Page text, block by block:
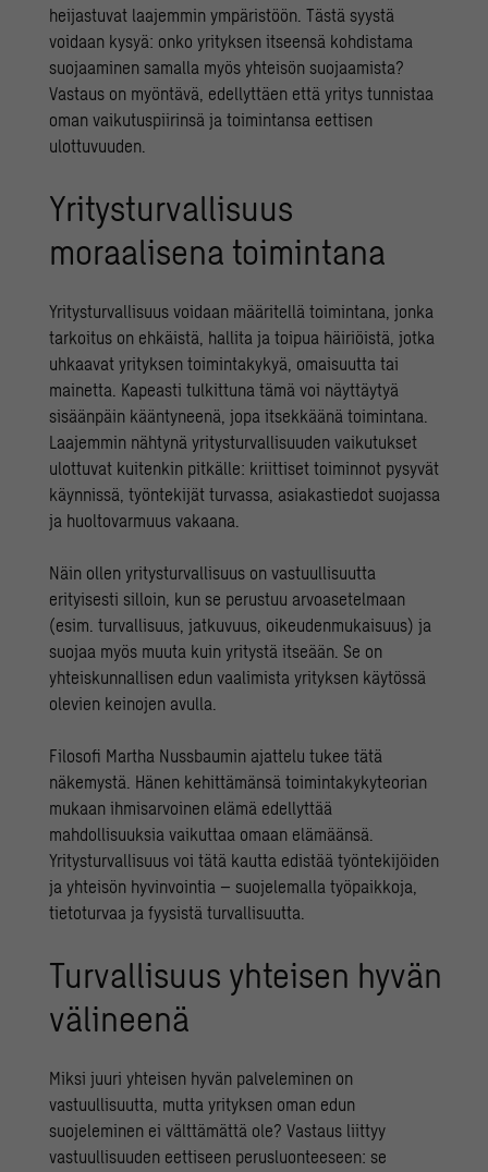
heijastuvat laajemmin ympäristöön. Tästä syystä
voidaan kysyä: onko yrityksen itseensä kohdistama
suojaaminen samalla myös yhteisön suojaamista?
Vastaus on myöntävä, edellyttäen että yritys tunnistaa
oman vaikutuspiirinsä ja toimintansa eettisen
ulottuvuuden.
Yritysturvallisuus
moraalisena toimintana
Yritysturvallisuus voidaan määritellä toimintana, jonka
tarkoitus on ehkäistä, hallita ja toipua häiriöistä, jotka
uhkaavat yrityksen toimintakykyä, omaisuutta tai
mainetta. Kapeasti tulkittuna tämä voi näyttäytyä
sisäänpäin kääntyneenä, jopa itsekkäänä toimintana.
Laajemmin nähtynä yritysturvallisuuden vaikutukset
ulottuvat kuitenkin pitkälle: kriittiset toiminnot pysyvät
käynnissä, työntekijät turvassa, asiakastiedot suojassa
ja huoltovarmuus vakaana.
Näin ollen yritysturvallisuus on vastuullisuutta
erityisesti silloin, kun se perustuu arvoasetelmaan
(esim. turvallisuus, jatkuvuus, oikeudenmukaisuus) ja
suojaa myös muuta kuin yritystä itseään. Se on
yhteiskunnallisen edun vaalimista yrityksen käytössä
olevien keinojen avulla.
Filosofi Martha Nussbaumin ajattelu tukee tätä
näkemystä. Hänen kehittämänsä toimintakykyteorian
mukaan ihmisarvoinen elämä edellyttää
mahdollisuuksia vaikuttaa omaan elämäänsä.
Yritysturvallisuus voi tätä kautta edistää työntekijöiden
ja yhteisön hyvinvointia – suojelemalla työpaikkoja,
tietoturvaa ja fyysistä turvallisuutta.
Turvallisuus yhteisen hyvän
välineenä
Miksi juuri yhteisen hyvän palveleminen on
vastuullisuutta, mutta yrityksen oman edun
suojeleminen ei välttämättä ole? Vastaus liittyy
vastuullisuuden eettiseen perusluonteeseen: se